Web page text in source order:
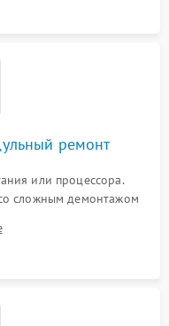
ремонт
или процессора.
сложным демонтажом
дорожек,
EEPROM